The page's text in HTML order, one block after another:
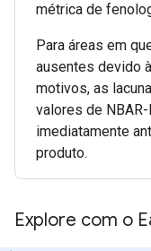
métrica de
Para áreas em
ausentes devido
motivos, as
valores de
imediatamente
produto.
Explore com o